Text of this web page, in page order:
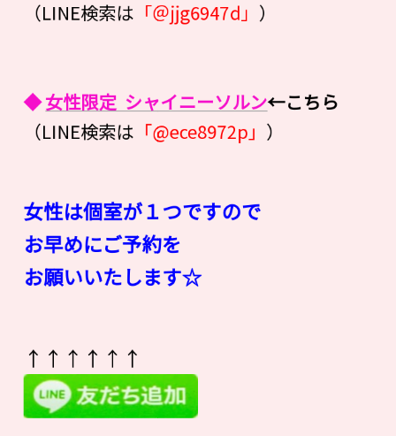
（LINE検索は 「＠jjg6947d」 ）
◆女性限定 シャイニーソルン←こちら
（LINE検索は 「@ece8972p」 ）
女性は個室が１つですので
お早めにご予約を
お願いいたします☆
↑↑↑↑↑↑